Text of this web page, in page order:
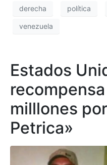
derecha política
venezuela
Estados
milllones
Petrica»